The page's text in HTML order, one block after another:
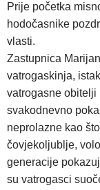
Prije početka
hodočasnike
vlasti.
Zastupnica
vatrogaskinja,
vatrogasne obitelji
svakodnevno
neprolazne kao
čovjekoljublje,
generacije
su vatrogasci